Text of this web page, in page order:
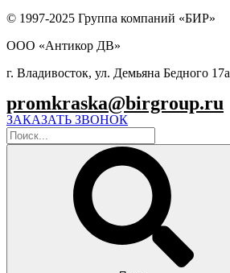
© 1997-2025 Группа компаний «БИР»
ООО «Антикор ДВ»
г. Владивосток, ул. Демьяна Бедного 17а
promkraska@birgroup.ru
ЗАКАЗАТЬ ЗВОНОК